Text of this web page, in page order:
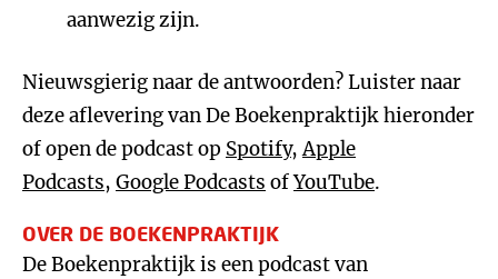
aanwezig zijn.
Nieuwsgierig naar de antwoorden? Luister naar
deze aflevering van De Boekenpraktijk hieronder
of open de podcast op Spotify,Apple
Podcasts, Google Podcasts ofYouTube.
OVER DE BOEKENPRAKTIJK
De Boekenpraktijk is een podcast van